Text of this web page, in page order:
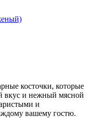
косточки, которые
вкус и нежный мясной
и
вашему гостю.